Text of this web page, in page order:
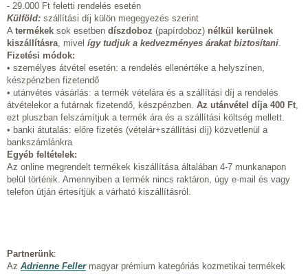
- 29.000 Ft feletti rendelés esetén
Külföld: szállítási díj külön megegyezés szerint
A termékek sok esetben díszdoboz (papírdoboz) nélkül kerülnek
kiszállításra, mivel így tudjuk a kedvezményes árakat biztosítani.
Fizetési módok:
• személyes átvétel esetén: a rendelés ellenértéke a helyszínen,
készpénzben fizetendő
• utánvétes vásárlás: a termék vételára és a szállítási díj a rendelés
átvételekor a futárnak fizetendő, készpénzben. Az utánvétel díja 400 Ft,
ezt pluszban felszámítjuk a termék ára és a szállítási költség mellett.
• banki átutalás: előre fizetés (vételár+szállítási díj) közvetlenül a
bankszámlánkra
Egyéb feltételek:
Az online megrendelt termékek kiszállítása általában 4-7 munkanapon
belül történik. Amennyiben a termék nincs raktáron, úgy e-mail és vagy
telefon útján értesítjük a várható kiszállításról.
Partnerünk:
Az Adrienne Fellermagyar prémium kategóriás kozmetikai termékek